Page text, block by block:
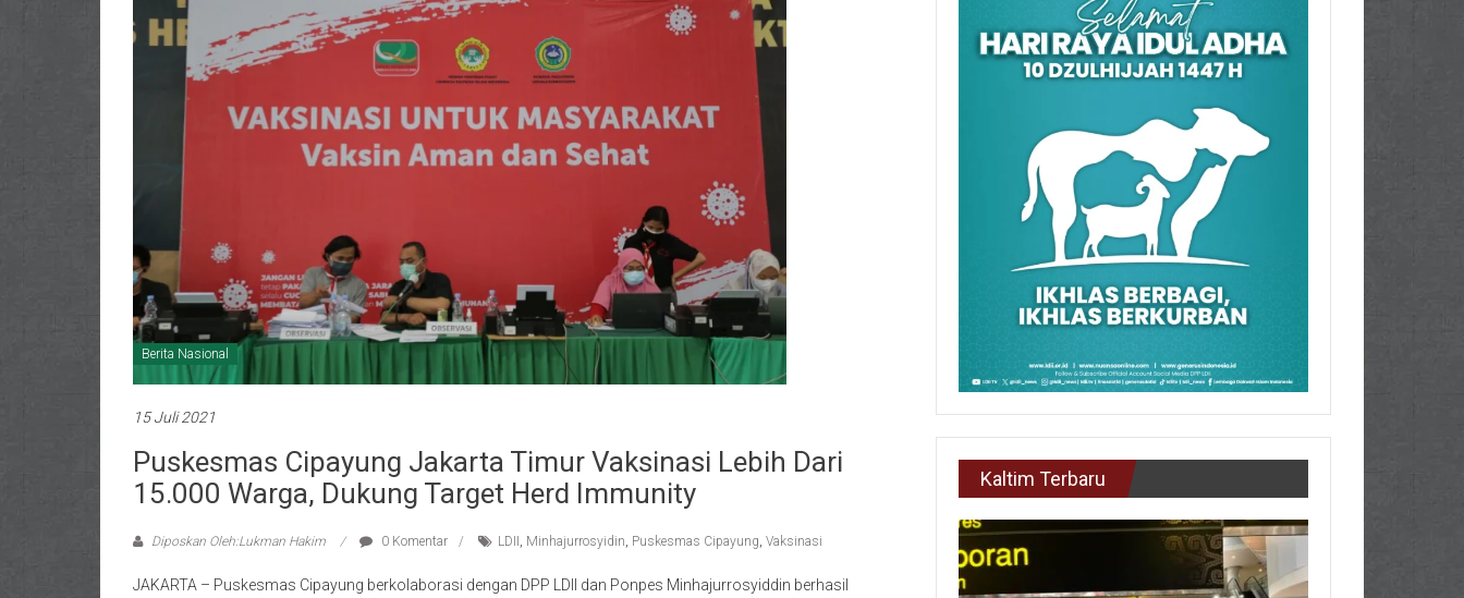
Berita Nasional
15 Juli 2021
Puskesmas Cipayung Jakarta Timur Vaksinasi Lebih Dari
15.000 Warga, Dukung Target Herd Immunity
Diposkan Oleh:Lukman Hakim 0 Komentar LDII , Minhajurrosyidin, Puskesmas Cipayung, Vaksinasi
JAKARTA – Puskesmas Cipayung berkolaborasi dengan DPP LDII dan Ponpes Minhajurrosyiddin berhasil
Kaltim Terbaru